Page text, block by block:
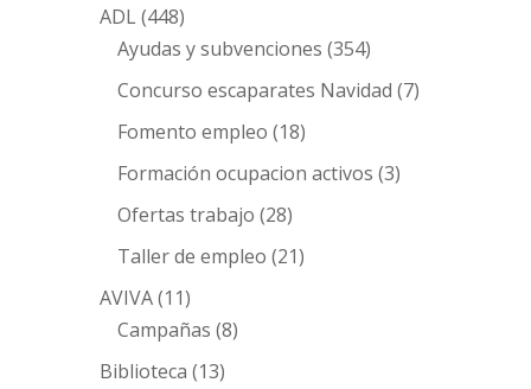
ADL(448)
Ayudas y subvenciones (354)
Concurso escaparates Navidad (7)
Fomento empleo (18)
Formación ocupacion activos (3)
Ofertas trabajo (28)
Taller de empleo (21)
AVIVA(11)
Campañas (8)
Biblioteca (13)